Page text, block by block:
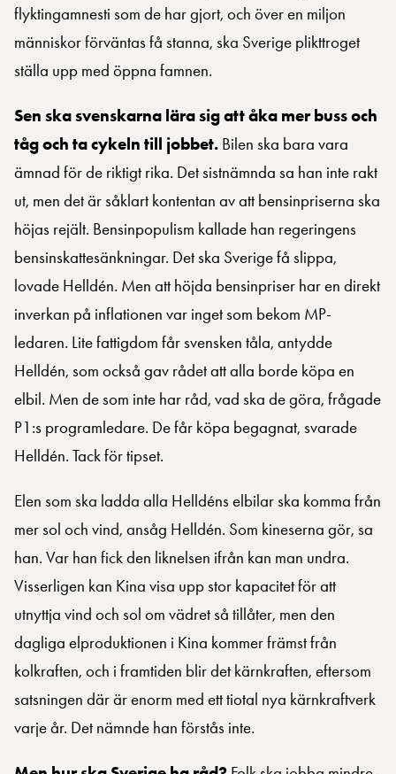
flyktingamnesti som de har gjort, och över en miljon
människor förväntas få stanna, ska Sverige plikttroget
ställa upp med öppna famnen.
Sen ska svenskarna lära sig att åka mer buss och
tåg och ta cykeln till jobbet. Bilen ska bara vara
ämnad för de riktigt rika. Det sistnämnda sa han inte rakt
ut, men det är såklart kontentan av att bensinpriserna ska
höjas rejält. Bensinpopulism kallade han regeringens
bensinskattesänkningar. Det ska Sverige få slippa,
lovade Helldén. Men att höjda bensinpriser har en direkt
inverkan på inflationen var inget som bekom MP-
ledaren. Lite fattigdom får svensken tåla, antydde
Helldén, som också gav rådet att alla borde köpa en
elbil. Men de som inte har råd, vad ska de göra, frågade
P1:s programledare. De får köpa begagnat, svarade
Helldén. Tack för tipset.
Elen som ska ladda alla Helldéns elbilar ska komma från
mer sol och vind, ansåg Helldén. Som kineserna gör, sa
han. Var han fick den liknelsen ifrån kan man undra.
Visserligen kan Kina visa upp stor kapacitet för att
utnyttja vind och sol om vädret så tillåter, men den
dagliga elproduktionen i Kina kommer främst från
kolkraften, och i framtiden blir det kärnkraften, eftersom
satsningen där är enorm med ett tiotal nya kärnkraftverk
varje år. Det nämnde han förstås inte.